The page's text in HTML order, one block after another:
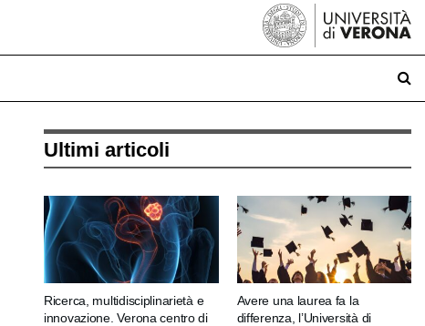
Ultimi articoli
Ricerca, multidisciplinarietà e
innovazione. Verona centro di
Avere una laurea fa la
differenza, l’Università di